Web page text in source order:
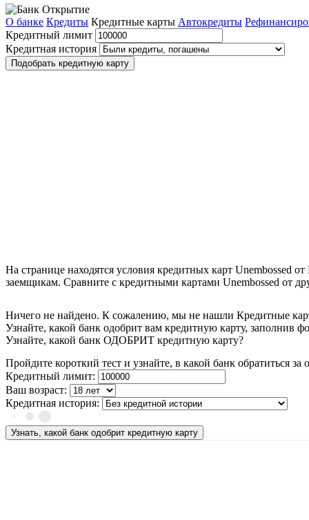
О банке Кредиты Кредитные карты Автокредиты
Кредитный лимит
Кредитная история
Подобрать кредитную карту
На странице находятся условия кредитных карт Unembossed
заемщикам. Сравните с кредитными картами Unembossed от
Ничего не найдено. К сожалению, мы не нашли Кредитные
Узнайте, какой банк одобрит вам кредитную карту, заполнив
Узнайте, какой банк ОДОБРИТ кредитную карту?
Пройдите короткий тест и узнайте, в какой банк обратиться
Кредитный лимит:
Ваш возраст:
Кредитная история:
Узнать, какой банк одобрит кредитную карту